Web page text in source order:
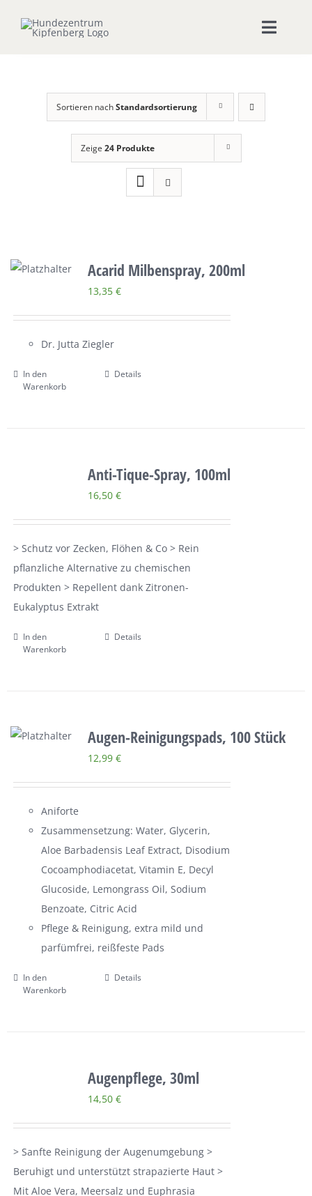
Inhalt
Toggle
Hundeschule
Seminare & Workshops
Ernährungsberatung
Terminkalender
Sortieren nachStandardsortierung
Zeige 24 Produkte
Acarid Milbenspray, 200ml
13,35 €
Dr. Jutta Ziegler
In den
Warenkorb
Details
Anti-Tique-Spray, 100ml
16,50 €
> Schutz vor Zecken, Flöhen & Co > Rein
pflanzliche Alternative zu chemischen
Produkten > Repellent dank Zitronen-
Eukalyptus Extrakt
In den
Warenkorb
Details
Augen-Reinigungspads, 100 Stück
12,99 €
Aniforte
Zusammensetzung: Water, Glycerin,
Aloe Barbadensis Leaf Extract, Disodium
Cocoamphodiacetat, Vitamin E, Decyl
Glucoside, Lemongrass Oil, Sodium
Benzoate, Citric Acid
Pflege & Reinigung, extra mild und
parfümfrei, reißfeste Pads
In den
Warenkorb
Details
Augenpflege, 30ml
14,50 €
> Sanfte Reinigung der Augenumgebung >
Beruhigt und unterstützt strapazierte Haut >
Mit Aloe Vera, Meersalz und Euphrasia